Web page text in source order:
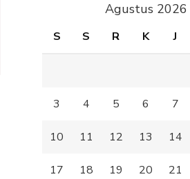
Agustus 2026
S S R K J
3 4 5 6 7
10 11 12 13 14
17 18 19 20 21